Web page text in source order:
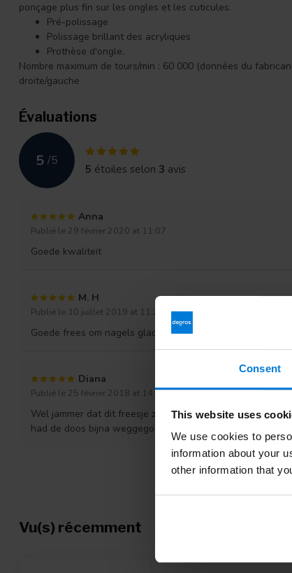
Consent
This website uses
We use cookies to
information about your
other information that
ponçage plus fin sur les ongles et les cuticules.
Pré-polissage
Polissage brillant des acryliques
Prothèse d'ongle.
Nombre maximum de tours/min : 60 000 (données du
droite/gauche
Évaluations
5 /5
5 étoiles selon 3 avis
Anna
Publié le 29 février 2020 at 11:07
Goede kwaliteit
M. H
Publié le 10 juillet 2019 at 11:20
Goede frees om nagels glad af te werken
Diana
Publié le 25 février 2018 at 14:45
Wel jammer dat dit freesje zo los in de doos is gestopt en
had de doos bijna weggegooid en gedacht dat het freesje
Vu(s) récemment